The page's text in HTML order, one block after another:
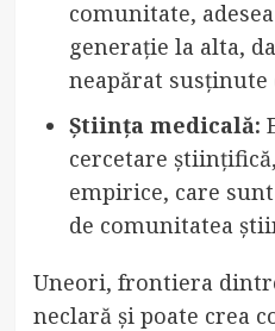
comunitate,
generație la alta,
neapărat
Știința medicală:
cercetare
empirice, care
de comunitatea
Uneori, frontiera
neclară și poate crea